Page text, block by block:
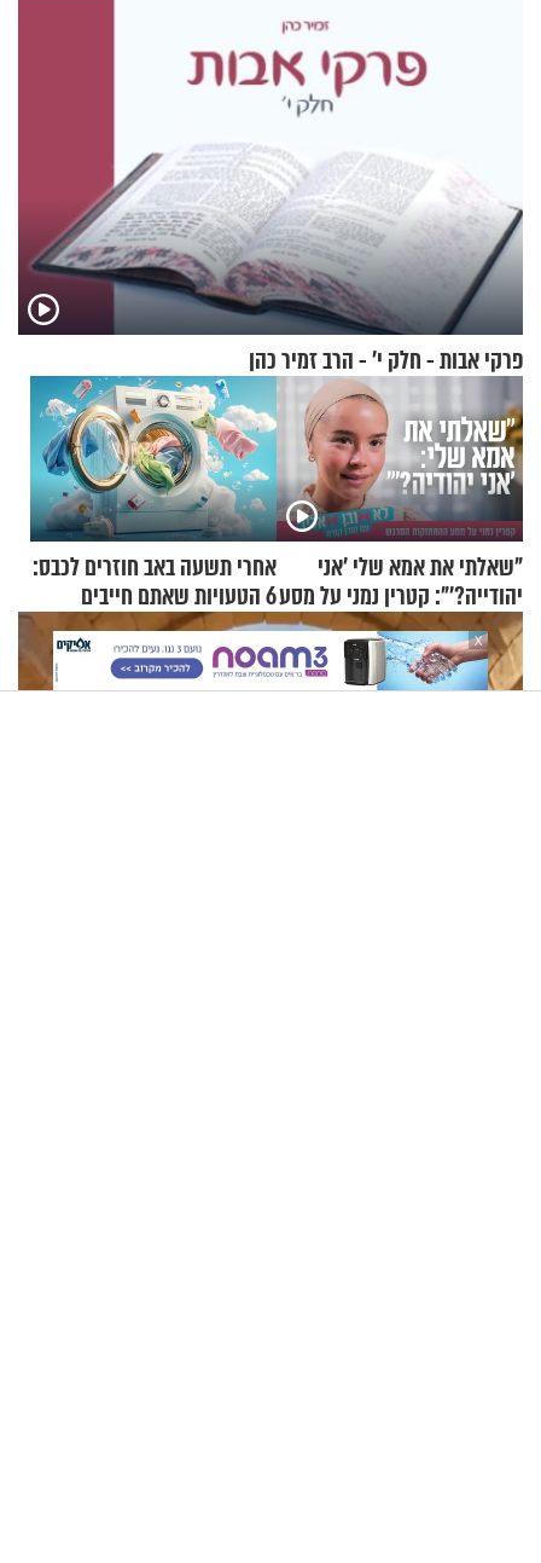
פרקי אבות - חלק י’ - הרב זמיר כהן
"שאלתי את אמא שלי 'אני
יהודייה?'": קטרין נמני על מסע
ההתחזקות המרגש
אחרי תשעה באב חוזרים לכבס:
6 הטעויות שאתם חייבים
להפסיק לעשות
X